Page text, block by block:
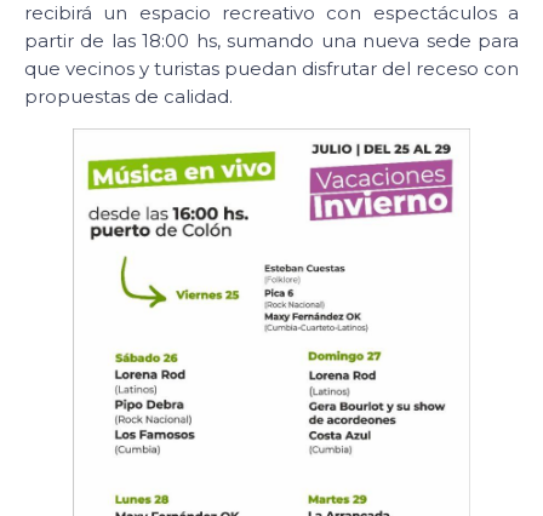
recibirá un espacio recreativo con espectáculos a
partir de las 18:00 hs, sumando una nueva sede para
que vecinos y turistas puedan disfrutar del receso con
propuestas de calidad.